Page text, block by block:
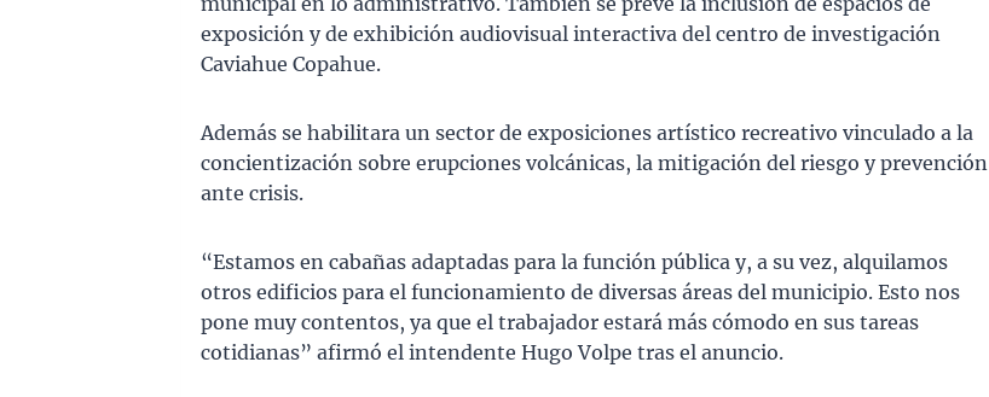
exposición y de exhibición audiovisual interactiva del centro de investigación
Caviahue Copahue.
Además se habilitara un sector de exposiciones artístico recreativo vinculado a la
concientización sobre erupciones volcánicas, la mitigación del riesgo y prevención
ante crisis.
“Estamos en cabañas adaptadas para la función pública y, a su vez, alquilamos
otros edificios para el funcionamiento de diversas áreas del municipio. Esto nos
pone muy contentos, ya que el trabajador estará más cómodo en sus tareas
cotidianas” afirmó el intendente Hugo Volpe tras el anuncio.